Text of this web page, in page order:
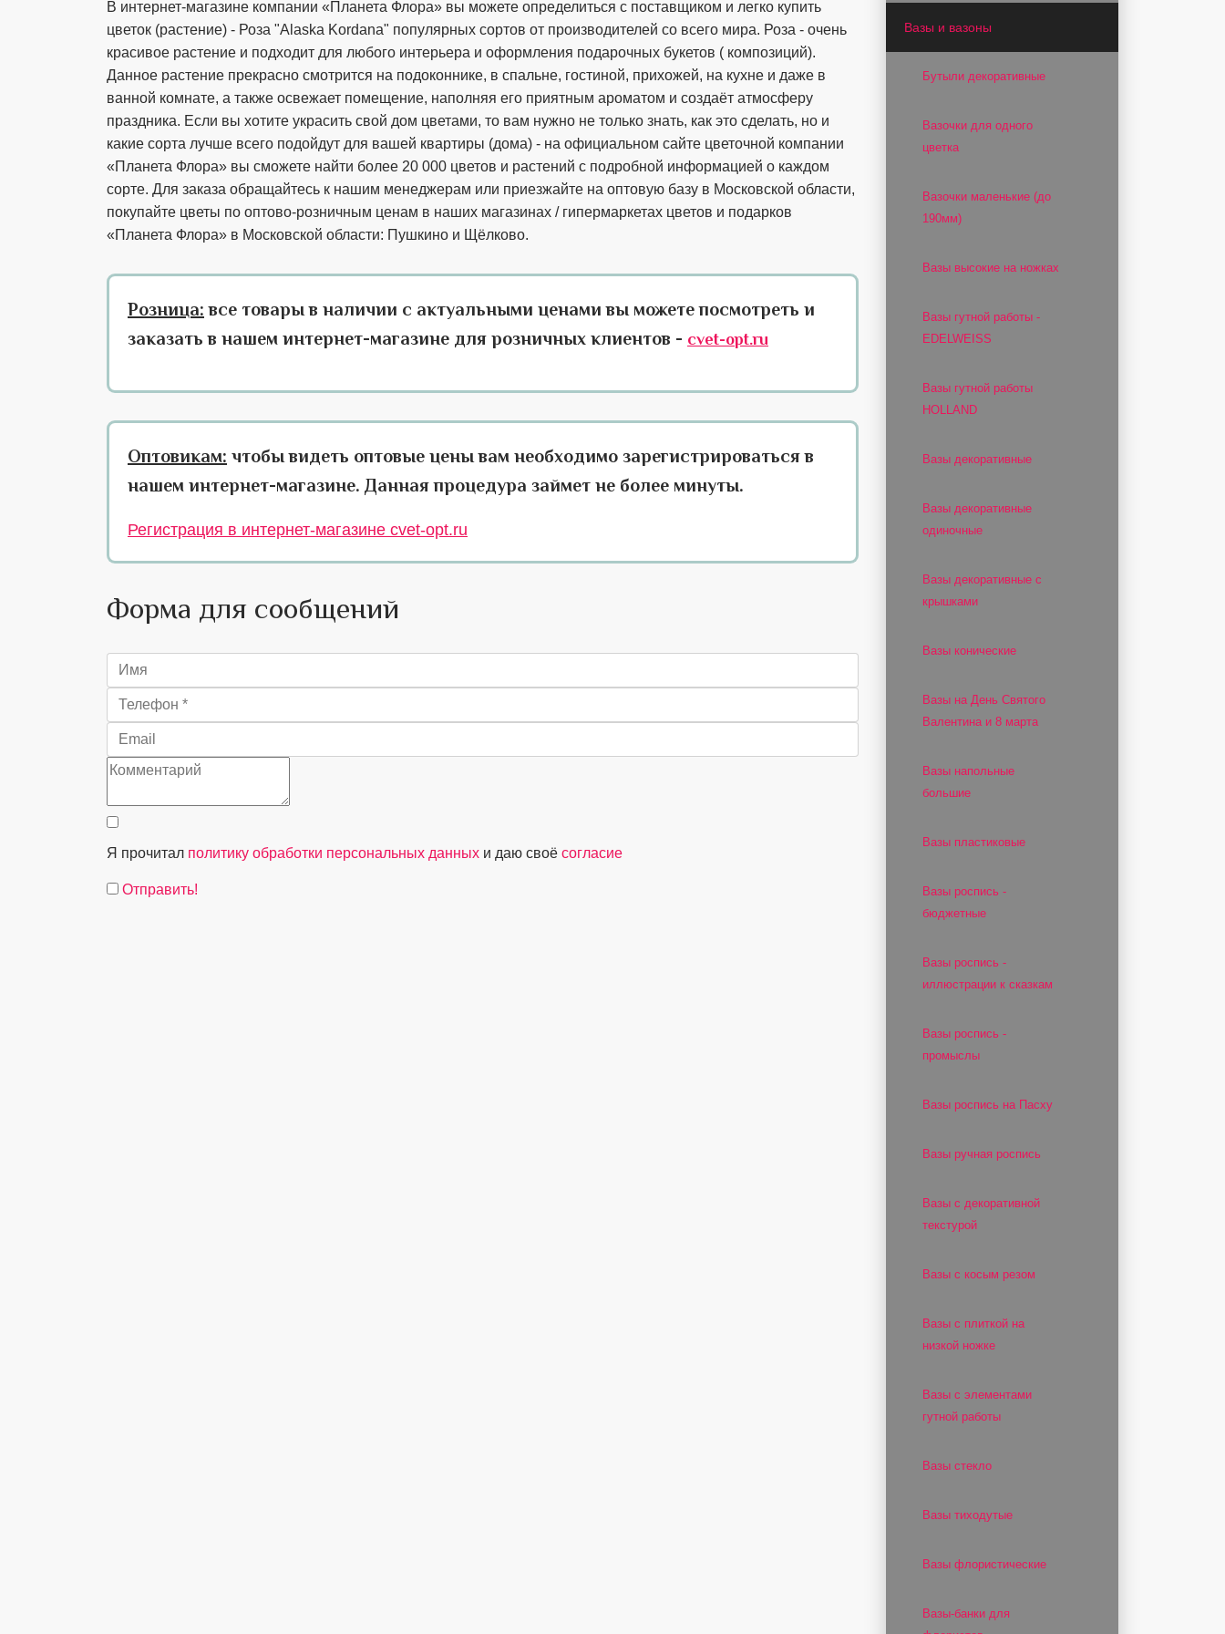
В интернет-магазине компании «Планета Флора» вы можете определиться с поставщиком и легко купить
цветок (растение) - Роза "Alaska Kordana" популярных сортов от производителей со всего мира. Роза - очень
красивое растение и подходит для любого интерьера и оформления подарочных букетов ( композиций).
Данное растение прекрасно смотрится на подоконнике, в спальне, гостиной, прихожей, на кухне и даже в
ванной комнате, а также освежает помещение, наполняя его приятным ароматом и создаёт атмосферу
праздника. Если вы хотите украсить свой дом цветами, то вам нужно не только знать, как это сделать, но и
какие сорта лучше всего подойдут для вашей квартиры (дома) - на официальном сайте цветочной компании
«Планета Флора» вы сможете найти более 20 000 цветов и растений с подробной информацией о каждом
сорте. Для заказа обращайтесь к нашим менеджерам или приезжайте на оптовую базу в Московской области,
покупайте цветы по оптово-розничным ценам в наших магазинах / гипермаркетах цветов и подарков
«Планета Флора» в Московской области: Пушкино и Щёлково.
Розница: все товары в наличии с актуальными ценами вы можете посмотреть и
заказать в нашем интернет-магазине для розничных клиентов - cvet-opt.ru
Оптовикам: чтобы видеть оптовые цены вам необходимо зарегистрироваться в
нашем интернет-магазине. Данная процедура займет не более минуты.
Регистрация в интернет-магазине cvet-opt.ru
Форма для сообщений
Я прочитал политику обработки персональных данных и даю своё согласие
Отправить!
Вазы и вазоны
Бутыли декоративные
Вазочки для одного
цветка
Вазочки маленькие (до
190мм)
Вазы высокие на ножках
Вазы гутной работы -
EDELWEISS
Вазы гутной работы
HOLLAND
Вазы декоративные
Вазы декоративные
одиночные
Вазы декоративные с
крышками
Вазы конические
Вазы на День Святого
Валентина и 8 марта
Вазы напольные
большие
Вазы пластиковые
Вазы роспись -
бюджетные
Вазы роспись -
иллюстрации к сказкам
Вазы роспись -
промыслы
Вазы роспись на Пасху
Вазы ручная роспись
Вазы с декоративной
текстурой
Вазы с косым резом
Вазы с плиткой на
низкой ножке
Вазы с элементами
гутной работы
Вазы стекло
Вазы тиходутые
Вазы флористические
Вазы-банки для